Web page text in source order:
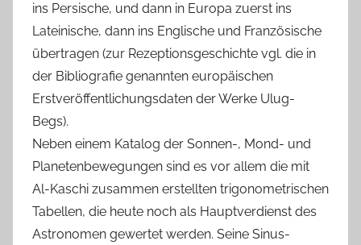
ins Persische, und dann in Europa zuerst ins
Lateinische, dann ins Englische und Französische
übertragen (zur Rezeptionsgeschichte vgl. die in
der Bibliografie genannten europäischen
Erstveröffentlichungsdaten der Werke Ulug-
Begs).
Neben einem Katalog der Sonnen-, Mond- und
Planetenbewegungen sind es vor allem die mit
Al-Kaschi zusammen erstellten trigonometrischen
Tabellen, die heute noch als Hauptverdienst des
Astronomen gewertet werden. Seine Sinus-